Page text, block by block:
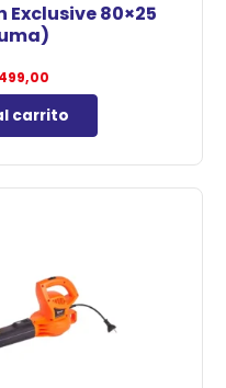
Exclusive 80×25
carrito